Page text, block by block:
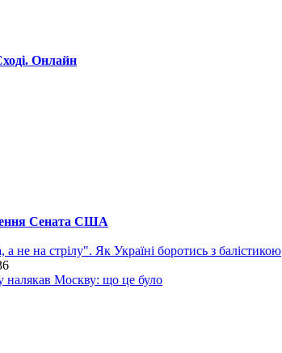
Онлайн
Сената США
не на стрілу". Як Україні боротись з балістикою
налякав Москву: що це було